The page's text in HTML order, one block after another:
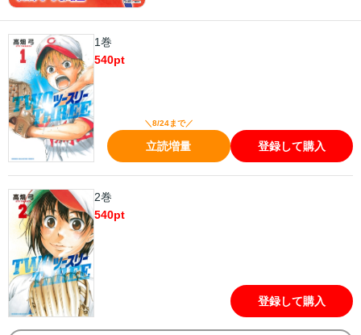
1巻
540pt
＼8/24まで／
立読増量 登録して購入
2巻
540pt
登録して購入